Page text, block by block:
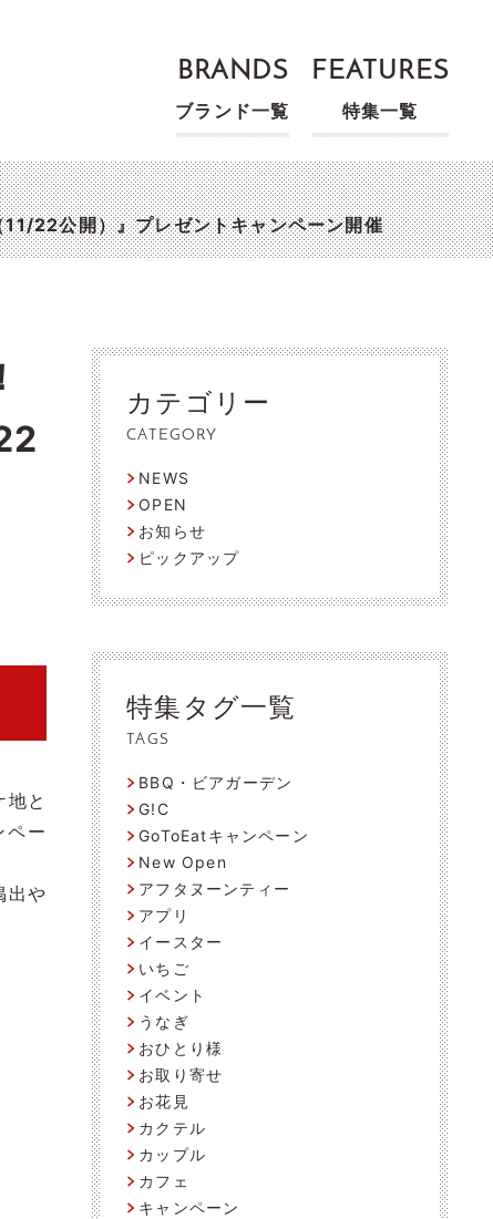
BRANDS
ブランド一覧
FEATURES
特集一覧
22公開）』プレゼントキャンペーン開催
と
ペー
出や
カテゴリー
CATEGORY
NEWS
OPEN
お知らせ
ピックアップ
特集タグ一覧
TAGS
BBQ・ビアガーデン
G!C
GoToEatキャンペーン
New Open
アフタヌーンティー
アプリ
イースター
いちご
イベント
うなぎ
おひとり様
お取り寄せ
お花見
カクテル
カップル
カフェ
キャンペーン